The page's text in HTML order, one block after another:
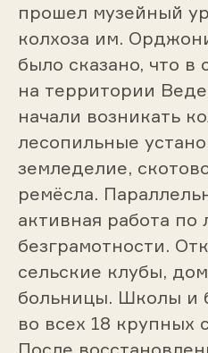
прошел музейный
колхоза им.
было сказано, что в
на территории
начали возникать
лесопильные
земледелие,
ремёсла.
активная работа по
безграмотности.
сельские клубы,
больницы. Школы и
во всех 18 крупных